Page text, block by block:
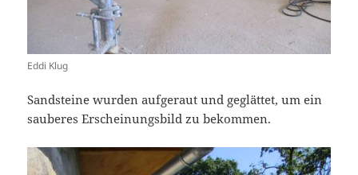
Eddi Klug
Sandsteine wurden aufgeraut und geglättet, um ein
sauberes Erscheinungsbild zu bekommen.